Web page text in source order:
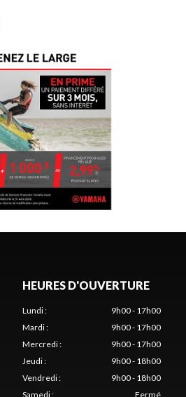
HEURES D'OUVERTURE
Lundi:
9h00 - 17h00
Mardi:
9h00 - 17h00
Mercredi:
9h00 - 17h00
Jeudi:
9h00 - 18h00
Vendredi:
9h00 - 18h00
Samedi: Fermé